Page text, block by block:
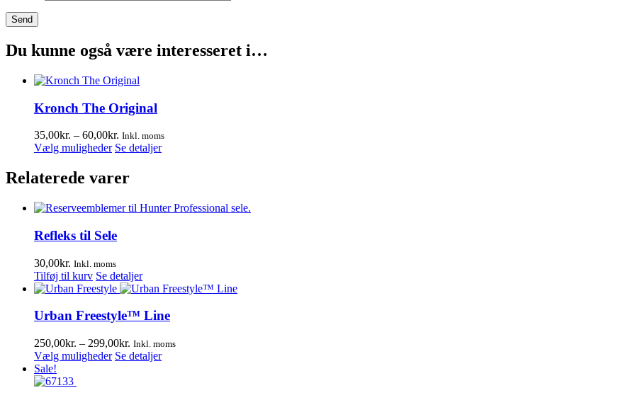
Du kunne også være interesseret i…
Kronch The Original
35,00kr. – 60,00kr. Prisinterval:
35,00kr.
60,00kr.
Inkl. moms
Vælg muligheder Dette
har
flere
Mulighederne
vælges
varesiden
Se detaljer
Relaterede varer
Refleks til Sele
30,00kr. Inkl. moms
Tilføj til kurv Se detaljer
Urban Freestyle™ Line
250,00kr. – 299,00kr. Prisinterval:
250,00kr.
Inkl. moms
Vælg muligheder Dette
Se detaljer
Sale!